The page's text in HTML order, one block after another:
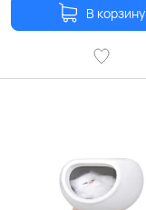
В корзину